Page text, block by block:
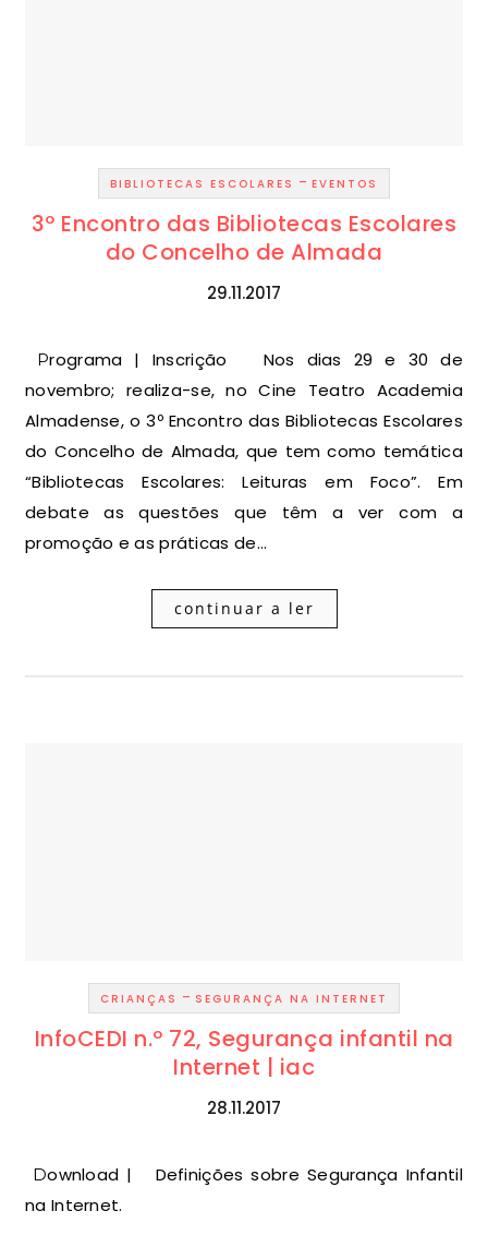
BIBLIOTECAS ESCOLARES - EVENTOS
3º Encontro das Bibliotecas Escolares
do Concelho de Almada
29.11.2017
Programa | Inscrição Nos dias 29 e 30 de
novembro; realiza-se, no Cine Teatro Academia
Almadense, o 3º Encontro das Bibliotecas Escolares
do Concelho de Almada, que tem como temática
“Bibliotecas Escolares: Leituras em Foco”. Em
debate as questões que têm a ver com a
promoção e as práticas de…
continuar a ler
CRIANÇAS - SEGURANÇA NA INTERNET
InfoCEDI n.º 72, Segurança infantil na
Internet | iac
28.11.2017
Download | Definições sobre Segurança Infantil
na Internet.